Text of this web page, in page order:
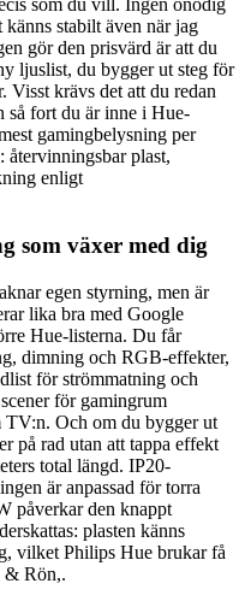
stabilt även när jag
gör den prisvärd är att du
ljuslist, du bygger ut steg för
Visst krävs det att du redan
så fort du är inne i Hue-
gamingbelysning per
plast,
enligt
som växer med dig
egen styrning, men är
lika bra med Google
Hue-listerna. Du får
dimning och RGB-effekter,
för strömmatning och
för gamingrum
TV:n. Och om du bygger ut
på rad utan att tappa effekt
total längd. IP20-
är anpassad för torra
påverkar den knappt
plasten känns
vilket Philips Hue brukar få
& Rön,.